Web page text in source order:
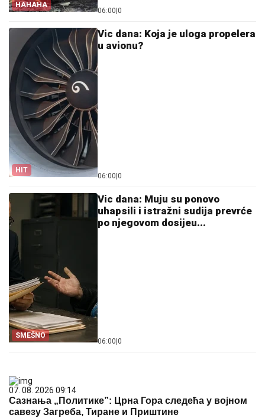
HAHAHA
06:00 0
HIT
Vic dana: Koja je uloga propelera
u avionu?
06:00 0
SMEŠNO
Vic dana: Muju su ponovo
uhapsili i istražni sudija prevrće
po njegovom dosijeu...
06:00 0
07. 08. 2026 09:14
Сазнања „Политике”: Црна Гора следећа у војном
савезу Загреба, Тиране и Приштине